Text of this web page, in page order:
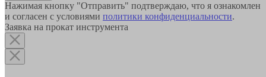
Нажимая кнопку "Отправить" подтверждаю, что я ознакомлен
и согласен с условиями политики конфиденциальности.
Заявка на прокат инструмента